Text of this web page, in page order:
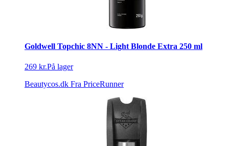
Goldwell Topchic 8NN - Light Blonde Extra 250 ml
269 kr.På lager
Beautycos.dk Fra PriceRunner